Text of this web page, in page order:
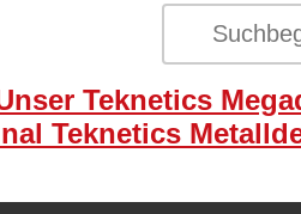
Teknetics
Teknetics